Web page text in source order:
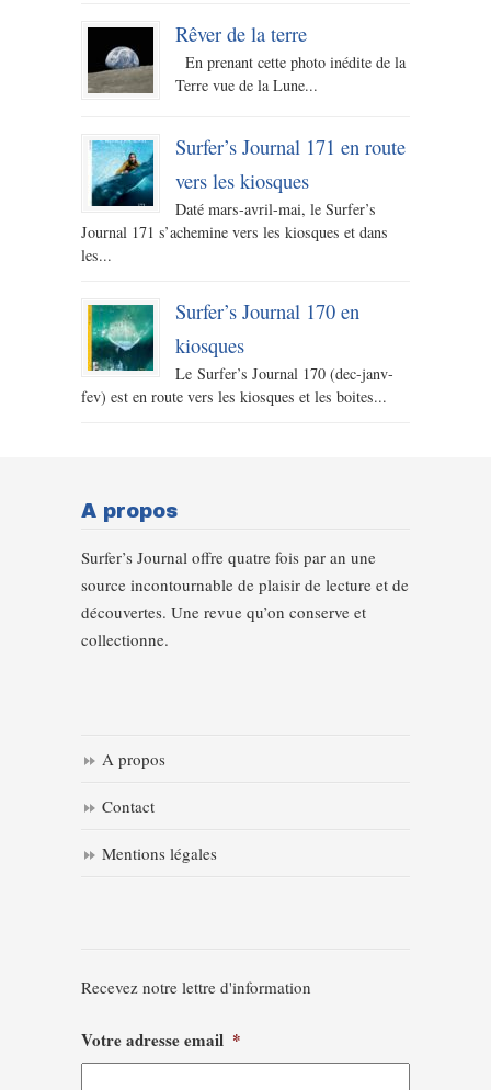
Rêver de la terre
En prenant cette photo inédite de la
Terre vue de la Lune...
Surfer’s Journal 171 en route
vers les kiosques
Daté mars-avril-mai, le Surfer’s
Journal 171 s’achemine vers les kiosques et dans
les...
Surfer’s Journal 170 en
kiosques
Le Surfer’s Journal 170 (dec-janv-
fev) est en route vers les kiosques et les boites...
A propos
Surfer’s Journal offre quatre fois par an une
source incontournable de plaisir de lecture et de
découvertes. Une revue qu’on conserve et
collectionne.
A propos
Contact
Mentions légales
Recevez notre lettre d'information
Votre adresse email *